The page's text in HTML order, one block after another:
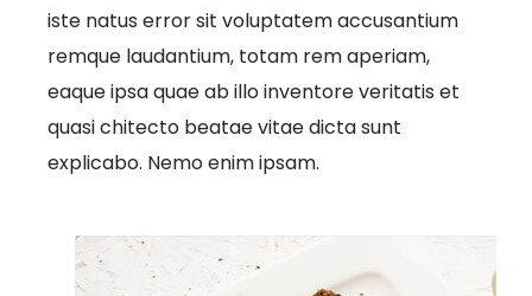
iste natus error sit voluptatem accusantium
remque laudantium, totam rem aperiam,
eaque ipsa quae ab illo inventore veritatis et
quasi chitecto beatae vitae dicta sunt
explicabo. Nemo enim ipsam.